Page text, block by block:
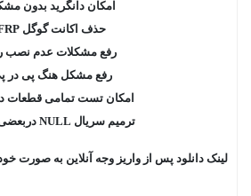
امکان دانگرید بدون
حذف اکانت گوگل FRP
رفع مشکلات عدم نصب
رفع مشکل هنگ پی در
امکان تست تمامی قطعات
ترمیم سریال NULL دربعضی موارد
لینک دانلود پس از واریز وجه آنلاین به صورت